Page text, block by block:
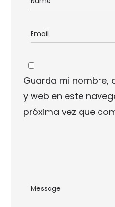
Guarda mi nombre,
y web en este
próxima vez que